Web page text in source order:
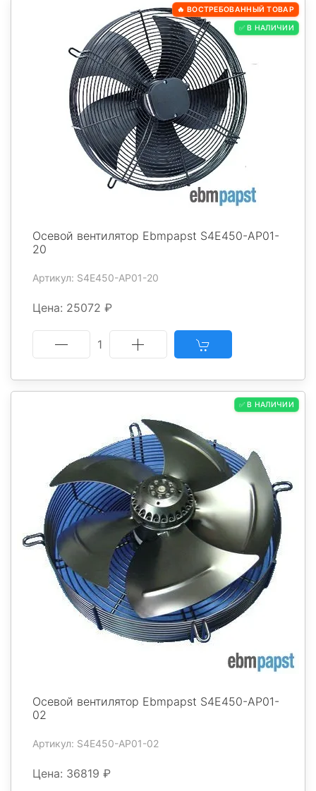
🔥 ВОСТРЕБОВАННЫЙ ТОВАР
✅ В НАЛИЧИИ
Осевой вентилятор Ebmpapst S4E450-AP01-
20
Артикул: S4E450-AP01-20
Цена: 25072 ₽
1
✅ В НАЛИЧИИ
Осевой вентилятор Ebmpapst S4E450-AP01-
02
Артикул: S4E450-AP01-02
Цена: 36819 ₽